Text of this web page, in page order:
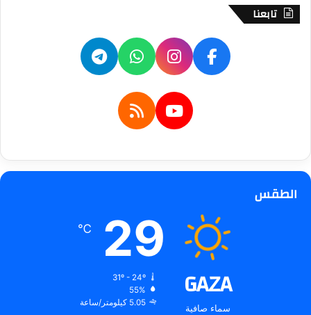
تابعنا
الطقس
GAZA
سماء صافية
29
℃
31º - 24º
55%
5.05 كيلومتر/ساعة